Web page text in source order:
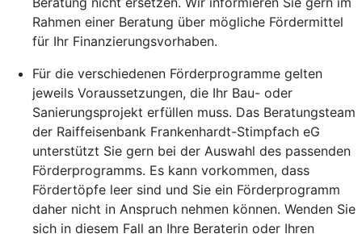
Rahmen einer Beratung über mögliche Fördermittel
für Ihr Finanzierungsvorhaben.
Für die verschiedenen Förderprogramme gelten
jeweils Voraussetzungen, die Ihr Bau- oder
Sanierungsprojekt erfüllen muss. Das Beratungsteam
der Raiffeisenbank Frankenhardt-Stimpfach eG
unterstützt Sie gern bei der Auswahl des passenden
Förderprogramms. Es kann vorkommen, dass
Fördertöpfe leer sind und Sie ein Förderprogramm
daher nicht in Anspruch nehmen können. Wenden Sie
sich in diesem Fall an Ihre Beraterin oder Ihren